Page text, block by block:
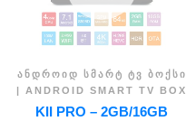
ᲐᲜᲓᲠᲝᲘᲓ ᲡᲛᲐᲠᲢ ᲢᲕ ᲑᲝᲥᲡᲘ
| ANDROID SMART TV BOX
KII PRO – 2GB/16GB